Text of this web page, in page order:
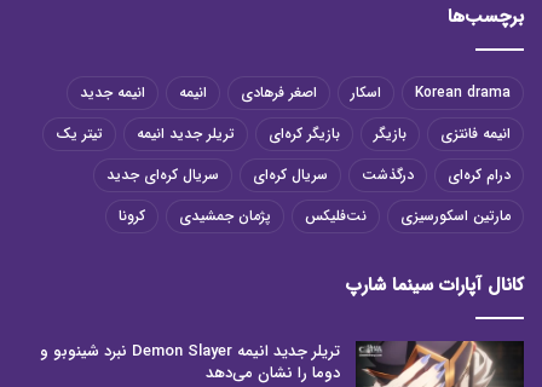
برچسب‌ها
Korean drama اسکار اصغر فرهادی انیمه
انیمه جدید
انیمه فانتزی
بازیگر بازیگر کره‌ای تریلر جدید انیمه
تیتر یک
درام کره‌ای
درگذشت سریال کره‌ای
سریال کره‌ای جدید
مارتین اسکورسیزی
نت‌فلیکس پژمان جمشیدی کرونا
کانال آپارات سینما شارپ
تریلر جدید انیمه Demon Slayer نبرد شینوبو و
دوما را نشان می‌دهد